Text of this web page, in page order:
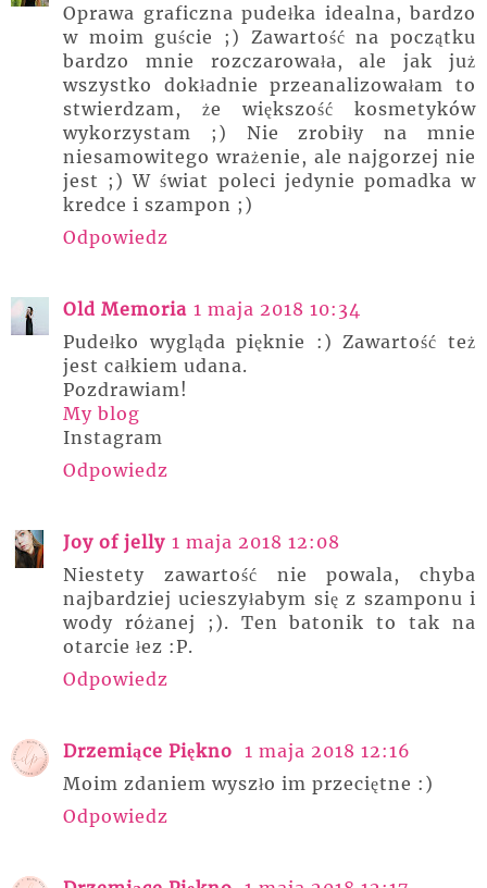
Oprawa graficzna pudełka idealna, bardzo
w moim guście ;) Zawartość na początku
bardzo mnie rozczarowała, ale jak już
wszystko dokładnie przeanalizowałam to
stwierdzam, że większość kosmetyków
wykorzystam ;) Nie zrobiły na mnie
niesamowitego wrażenie, ale najgorzej nie
jest ;) W świat poleci jedynie pomadka w
kredce i szampon ;)
Odpowiedz
Old Memoria 1 maja 2018 10:34
Pudełko wygląda pięknie :) Zawartość też
jest całkiem udana.
Pozdrawiam!
My blog
Instagram
Odpowiedz
Joy of jelly 1 maja 2018 12:08
Niestety zawartość nie powala, chyba
najbardziej ucieszyłabym się z szamponu i
wody różanej ;). Ten batonik to tak na
otarcie łez :P.
Odpowiedz
Drzemiące Piękno 1 maja 2018 12:16
Moim zdaniem wyszło im przeciętne :)
Odpowiedz